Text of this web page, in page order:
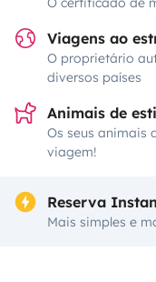
Viagens ao
O proprietário
diversos países
Animais de
Os seus animais
viagem!
Reserva
Mais simples e